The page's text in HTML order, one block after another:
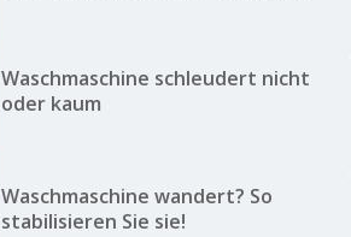
Waschmaschine schleudert nicht
oder kaum
Waschmaschine wandert? So
stabilisieren Sie sie!